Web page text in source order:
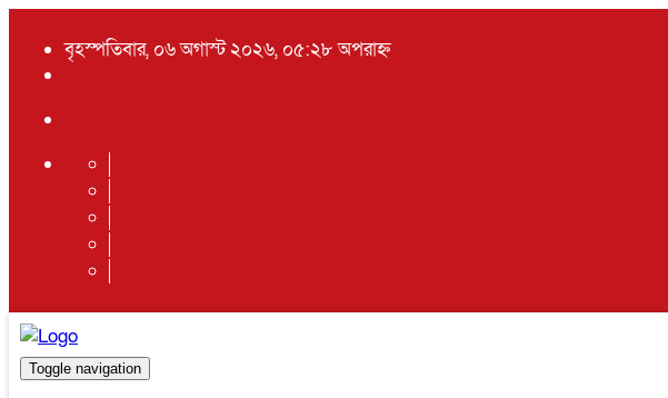
বৃহস্পতিবার, ০৬ অগাস্ট ২০২৬, ০৫:২৮ অপরাহ্ন
Toggle navigation